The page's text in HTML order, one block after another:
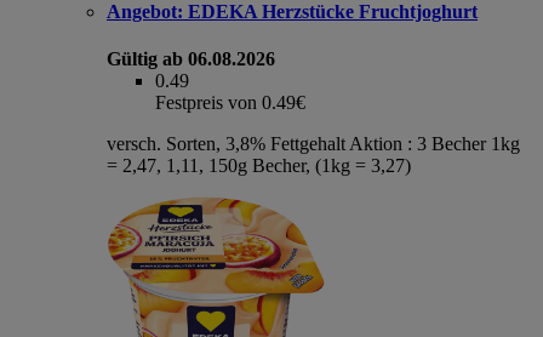
Angebot: EDEKA Herzstücke Fruchtjoghurt
Gültig ab 06.08.2026
0.49
Festpreis von 0.49€
versch. Sorten, 3,8% Fettgehalt Aktion : 3 Becher 1kg
= 2,47, 1,11, 150g Becher, (1kg = 3,27)